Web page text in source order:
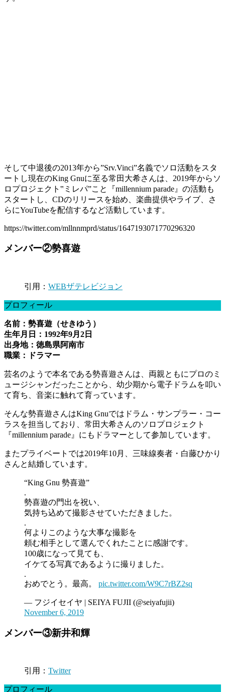
そして中退後の2013年から”Srv.Vinci”名義でソロ活動をスタ
ートし現在のKing Gnuに至る常田大希さんは、2019年からソ
ロプロジェクト‟ミレパ”こと『millennium parade』の活動も
スタートし、CDのリリースを始め、楽曲提供やライブ、さ
らにYouTubeを配信するなど活動しています。
https://twitter.com/mllnnmprd/status/1647193071770296320
メンバー②勢喜遊
引用： WEBザテレビジョン
プロフィール
名前：勢喜遊（せきゆう）
生年月日：1992年9月2日
出身地：徳島県阿南市
職業：ドラマー
芸名のようで本名である勢喜遊さんは、両親ともにプロのミ
ュージシャンだったことから、幼少期から電子ドラムを叩い
て育ち、音楽に触れて育っています。
そんな勢喜遊さんはKing Gnuではドラム・サンプラー・コー
ラスを担当しており、常田大希さんのソロプロジェクト
『millennium parade』にもドラマーとして参加しています。
またプライベートでは2019年10月、三味線奏者・白藤ひかり
さんと結婚しています。
“King Gnu 勢喜遊”
.
勢喜遊の門出を祝い、
気持ち込めて撮影させていただきました。
.
何よりこのような大事な撮影を
頼む相手として選んでくれたことに感謝です。
100歳になって見ても、
イケてる写真であるように撮りました。
.
おめでとう。最高。 pic.twitter.com/W9C7rBZ2sq
— フジイセイヤ | SEIYA FUJII (@seiyafujii)
November 6, 2019
メンバー③新井和輝
引用： Twitter
プロフィール